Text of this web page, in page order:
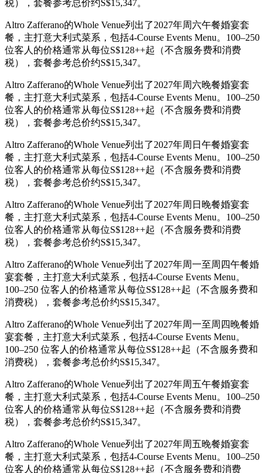
税），套餐参考总价约S$15,347。
Altro Zafferano的Whole Venue列出了2027年周六午餐婚宴套
餐，主打意大利式菜系，包括4-Course Events Menu。100–250
位客人的价格通常从每位S$128++起（不含服务费和消费
税），套餐参考总价约S$15,347。
Altro Zafferano的Whole Venue列出了2027年周六晚餐婚宴套
餐，主打意大利式菜系，包括4-Course Events Menu。100–250
位客人的价格通常从每位S$128++起（不含服务费和消费
税），套餐参考总价约S$15,347。
Altro Zafferano的Whole Venue列出了2027年周日午餐婚宴套
餐，主打意大利式菜系，包括4-Course Events Menu。100–250
位客人的价格通常从每位S$128++起（不含服务费和消费
税），套餐参考总价约S$15,347。
Altro Zafferano的Whole Venue列出了2027年周日晚餐婚宴套
餐，主打意大利式菜系，包括4-Course Events Menu。100–250
位客人的价格通常从每位S$128++起（不含服务费和消费
税），套餐参考总价约S$15,347。
Altro Zafferano的Whole Venue列出了2027年周一至周四午餐婚
宴套餐，主打意大利式菜系，包括4-Course Events Menu。
100–250 位客人的价格通常从每位S$128++起（不含服务费和
消费税），套餐参考总价约S$15,347。
Altro Zafferano的Whole Venue列出了2027年周一至周四晚餐婚
宴套餐，主打意大利式菜系，包括4-Course Events Menu。
100–250 位客人的价格通常从每位S$128++起（不含服务费和
消费税），套餐参考总价约S$15,347。
Altro Zafferano的Whole Venue列出了2027年周五午餐婚宴套
餐，主打意大利式菜系，包括4-Course Events Menu。100–250
位客人的价格通常从每位S$128++起（不含服务费和消费
税），套餐参考总价约S$15,347。
Altro Zafferano的Whole Venue列出了2027年周五晚餐婚宴套
餐，主打意大利式菜系，包括4-Course Events Menu。100–250
位客人的价格通常从每位S$128++起（不含服务费和消费